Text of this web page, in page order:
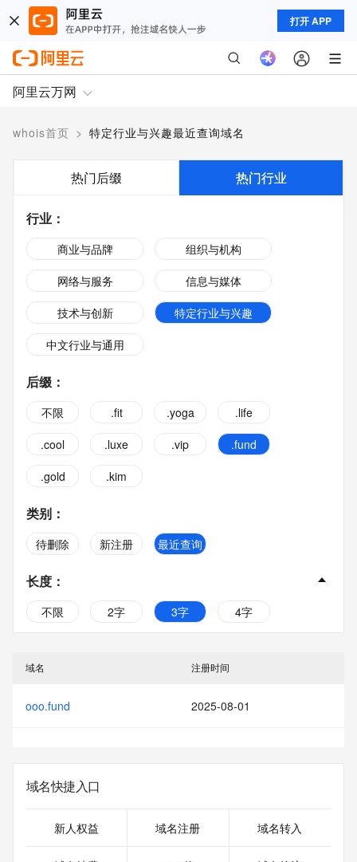
打开 APP
阿里云万网
whois首页 > 特定行业与兴趣最近查询域名
热门后缀 热门行业
行业 ：
商业与品牌
组织与机构
网络与服务
信息与媒体
技术与创新
特定行业与兴趣
中文行业与通用
后缀 ：
不限 .fit .yoga
.life
.cool
.luxe .vip
.fund
.gold
.kim
类别 ：
待删除 新注册 最近查询
长度 ：
不限 2字 3字
4字
域名 注册时间
ooo.fund 2025-08-01
域名快捷入口
新人权益 域名注册 域名转入